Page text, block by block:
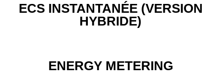
ECS INSTANTANÉE (VERSION
HYBRIDE)
ENERGY METERING